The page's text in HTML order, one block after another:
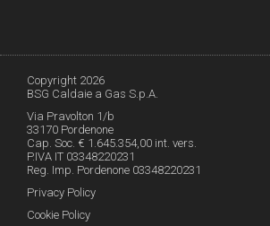
Copyright 2026
BSG Caldaie a Gas S.p.A.
Via Pravolton 1/b
33170 Pordenone
Cap. Soc. € 1.645.354,00 int. vers.
P.IVA IT 03348220231
Reg. Imp. Pordenone 03348220231
Privacy Policy
Cookie Policy